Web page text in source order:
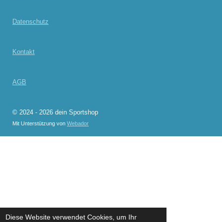
Diese Website verwendet Cookies, um Ihr
Datenschutz
Kontakt
AGB
© 2024 - 2026 dein Sportshop
Mit Unterstützung von Webador